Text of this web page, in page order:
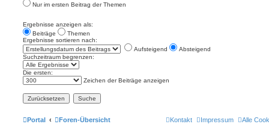
Nur im ersten Beitrag der Themen
Ergebnisse anzeigen als:
Beiträge
Themen
Ergebnisse sortieren nach:
Aufsteigend
Absteigend
Suchzeitraum begrenzen:
Die ersten:
Zeichen der Beiträge anzeigen
Portal Foren-Übersicht Alle
Impressum
Kontakt